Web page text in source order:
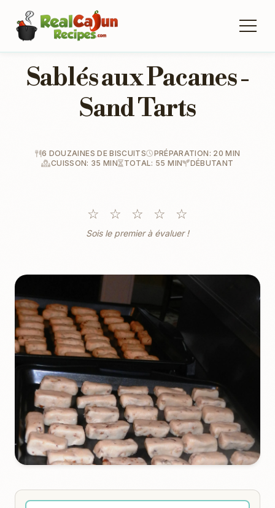
Sablés aux Pacanes -
Sand Tarts
6 DOUZAINES DE BISCUITS
PRÉPARATION: 20 MIN
CUISSON: 35 MIN
TOTAL: 55 MIN DÉBUTANT
☆ ☆ ☆ ☆ ☆
Sois le premier à évaluer !